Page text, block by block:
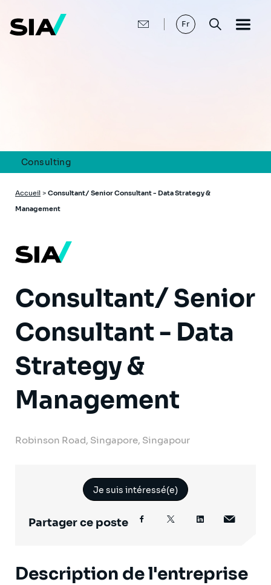
contenu
principal
Fr
Consulting
Fil
d'Ariane
Accueil > Consultant/ Senior Consultant - Data Strategy &
Management
Consultant/ Senior
Consultant - Data
Strategy &
Management
Robinson Road, Singapore, Singapour
Je suis intéressé(e)
Partager ce poste
Description de l'entreprise